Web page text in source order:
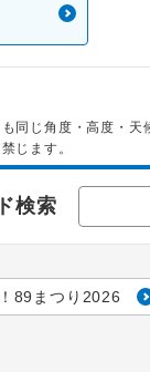
じ角度・高度・天
じます。
検索
89まつり2026